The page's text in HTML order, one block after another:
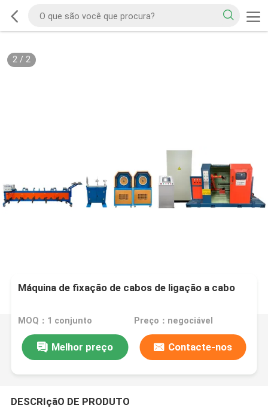
2/ 2
Máquina de fixação de cabos de ligação a cabo
MOQ：1 conjunto Preço：negociável
Melhor preço Contacte-nos
DESCRIçãO DE PRODUTO